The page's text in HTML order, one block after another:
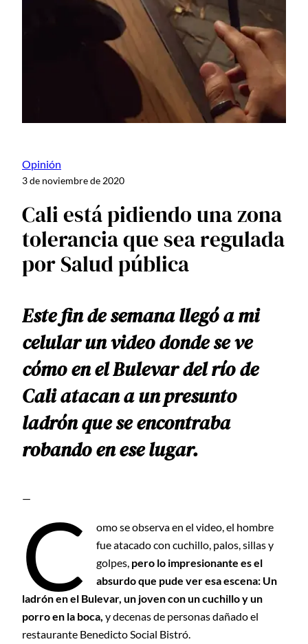
Opinión
3 de noviembre de 2020
Cali está pidiendo una zona
tolerancia que sea regulada
por Salud pública
Este fin de semana llegó a mi
celular un video donde se ve
cómo en el Bulevar del río de
Cali atacan a un presunto
ladrón que se encontraba
robando en ese lugar.
—
C
omo se observa en el video, el hombre
fue atacado con cuchillo, palos, sillas y
golpes, pero lo impresionante es el
absurdo que pude ver esa escena: Un
ladrón en el Bulevar, un joven con un cuchillo y un
porro en la boca, y decenas de personas dañado el
restaurante Benedicto Social Bistró.